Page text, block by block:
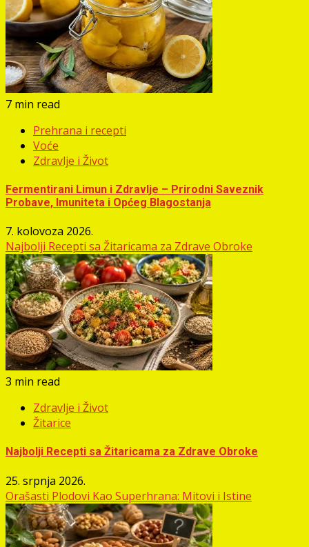
7 min read
Prehrana i recepti
Voće
Zdravlje i Život
Fermentirani Limun i Zdravlje – Prirodni Saveznik
Probave, Imuniteta i Općeg Blagostanja
7. kolovoza 2026.
Najbolji Recepti sa Žitaricama za Zdrave Obroke
3 min read
Zdravlje i Život
Žitarice
Najbolji Recepti sa Žitaricama za Zdrave Obroke
25. srpnja 2026.
Orašasti Plodovi Kao Superhrana: Mitovi i Istine